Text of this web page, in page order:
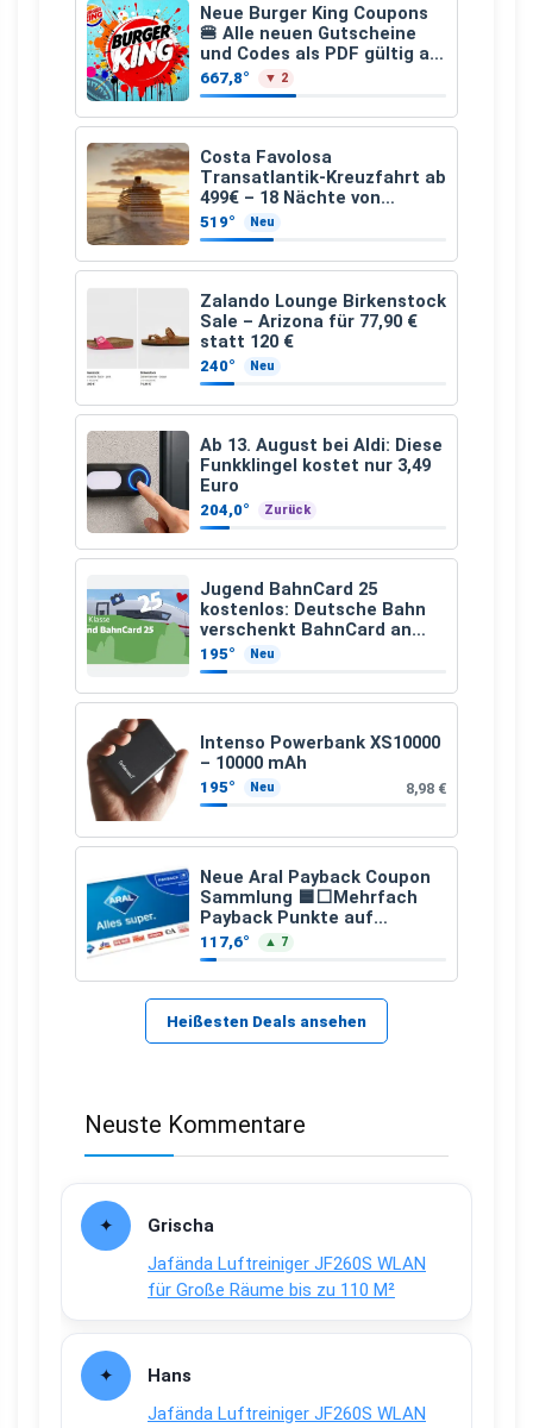
Neue Burger King Coupons
🍔 Alle neuen Gutscheine
und Codes als PDF gültig ab
25.07.2026 bis 04.09.2026
667,8° ▼ 2
Costa Favolosa
Transatlantik-Kreuzfahrt ab
499€ – 18 Nächte von
Hamburg nach Guadeloupe
519° Neu
Zalando Lounge Birkenstock
Sale – Arizona für 77,90 €
statt 120 €
240° Neu
Ab 13. August bei Aldi: Diese
Funkklingel kostet nur 3,49
Euro
204,0° Zurück
Jugend BahnCard 25
kostenlos: Deutsche Bahn
verschenkt BahnCard an
Kinder und Jugendliche
195° Neu
Intenso Powerbank XS10000
– 10000 mAh
195° Neu 8,98 €
Neue Aral Payback Coupon
Sammlung 🟦⬜Mehrfach
Payback Punkte auf
Kraftstoffe und Erdgas
117,6° ▲ 7
Heißesten Deals ansehen
Neuste Kommentare
Grischa
Jafända Luftreiniger JF260S WLAN
für Große Räume bis zu 110 M²
Hans
Jafända Luftreiniger JF260S WLAN